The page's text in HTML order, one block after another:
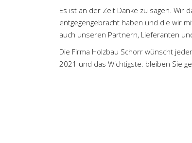
Es ist an der Zeit Danke zu sagen. Wir
entgegengebracht haben und die wir
auch unseren Partnern, Lieferanten
Die Firma Holzbau Schorr wünscht
2021 und das Wichtigste: bleiben Sie